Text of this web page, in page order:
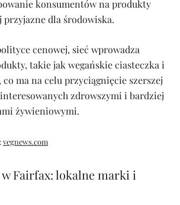
konsumentów na produkty
dla środowiska.
cenowej, sieć wprowadza
takie jak wegańskie ciasteczka i
co ma na celu przyciągnięcie szerszej
zdrowszymi i bardziej
żywieniowymi.
vegnews.com
Fairfax: lokalne marki i